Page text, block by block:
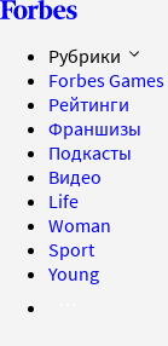
Рубрики
Forbes Games
Рейтинги
Франшизы
Подкасты
Видео
Life
Woman
Sport
Young